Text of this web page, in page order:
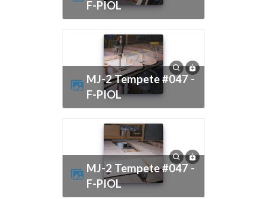
F-PIOL
MJ-2 Tempete #047 -
F-PIOL
MJ-2 Tempete #047 -
F-PIOL